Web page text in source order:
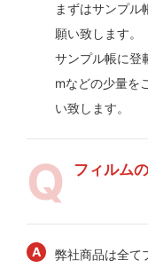
まずはサンプル
願い致します。
サンプル帳に登
mなどの少量を
い致します。
フィルム
弊社商品は全て